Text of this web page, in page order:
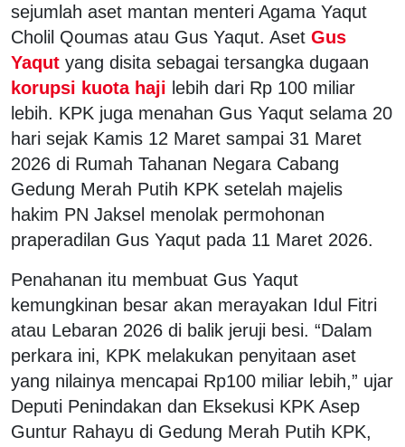
sejumlah aset mantan menteri Agama Yaqut
Cholil Qoumas atau Gus Yaqut. Aset Gus
Yaqut yang disita sebagai tersangka dugaan
korupsi kuota haji lebih dari Rp 100 miliar
lebih. KPK juga menahan Gus Yaqut selama 20
hari sejak Kamis 12 Maret sampai 31 Maret
2026 di Rumah Tahanan Negara Cabang
Gedung Merah Putih KPK setelah majelis
hakim PN Jaksel menolak permohonan
praperadilan Gus Yaqut pada 11 Maret 2026.
Penahanan itu membuat Gus Yaqut
kemungkinan besar akan merayakan Idul Fitri
atau Lebaran 2026 di balik jeruji besi. “Dalam
perkara ini, KPK melakukan penyitaan aset
yang nilainya mencapai Rp100 miliar lebih,” ujar
Deputi Penindakan dan Eksekusi KPK Asep
Guntur Rahayu di Gedung Merah Putih KPK,